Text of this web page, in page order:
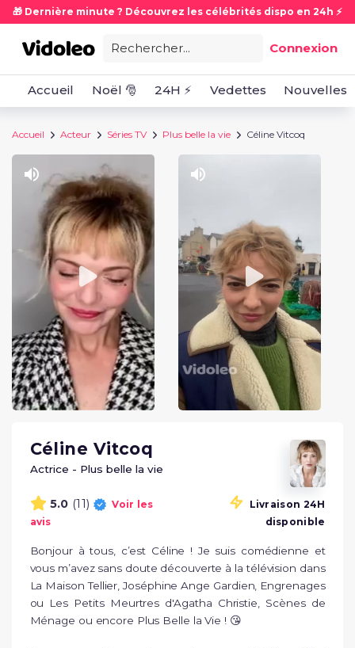
🎁 Dernière minute ? Découvrez les célébrités dispo en 24h ⚡
Rechercher... Connexion
Accueil Noël 🎅 24H ⚡ Vedettes Nouvelles
Accueil Acteur Séries TV Plus belle la vie Céline Vitcoq
Céline Vitcoq
Actrice - Plus belle la vie
5.0 (11)
Voir les
avis
Livraison 24H
disponible
Bonjour à tous, c’est Céline ! Je suis comédienne et
vous m’avez sans doute découverte à la télévision dans
La Maison Tellier, Joséphine Ange Gardien, Engrenages
ou Les Petits Meurtres d'Agatha Christie, Scènes de
Ménage ou encore Plus Belle la Vie ! 😘